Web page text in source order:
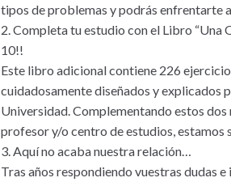
tipos de problemas y podrás enfrentarte
2. Completa tu estudio con el Libro “Una
10!!
Este libro adicional contiene 226
cuidadosamente diseñados y explicados
Universidad. Complementando estos
profesor y/o centro de estudios, estamos
3. Aquí no acaba nuestra relación…
Tras años respondiendo vuestras dudas